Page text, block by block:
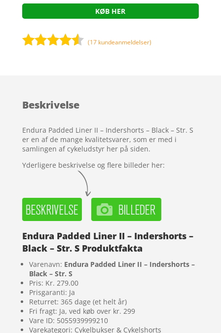
KØB HER
på
mmelser
(17 kundeanmeldelser)
Beskrivelse
Endura Padded Liner II – Indershorts – Black – Str. S
er en af de mange kvalitetsvarer, som er med i
samlingen af cykeludstyr her på siden.
Yderligere beskrivelse og flere billeder her:
Endura Padded Liner II – Indershorts –
Black – Str. S Produktfakta
Varenavn: Endura Padded Liner II – Indershorts –
Black – Str. S
Pris: Kr. 279.00
Prisgaranti: Ja
Returret: 365 dage (et helt år)
Fri fragt: Ja, ved køb over kr. 299
Vare ID: 5055939999210
Varekategori: Cykelbukser & Cykelshorts